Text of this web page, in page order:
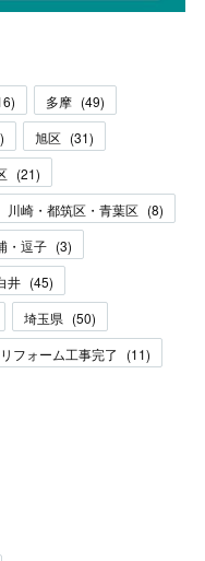
) 多摩 (49)
) 旭区 (31)
(21)
川崎・都筑区・青葉区 (8)
・逗子 (3)
井 (45)
埼玉県 (50)
フォーム工事完了 (11)